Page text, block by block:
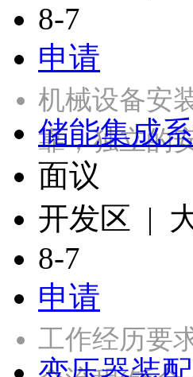
8-7
申请
机械设备安
靠，独立的
储能集成
面议
开发区 |
8-7
申请
工作经历要